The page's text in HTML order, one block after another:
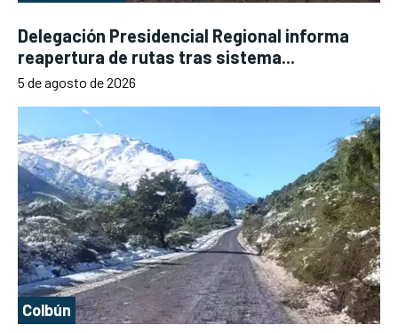
Delegación Presidencial Regional informa
reapertura de rutas tras sistema...
5 de agosto de 2026
Colbún